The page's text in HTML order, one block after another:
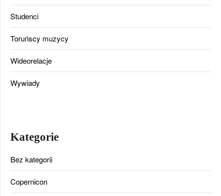
Studenci
Toruńscy muzycy
Wideorelacje
Wywiady
Kategorie
Bez kategorii
Copernicon